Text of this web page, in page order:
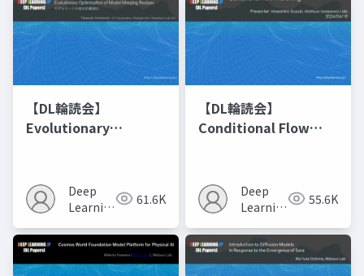
【DL輪読会】
Evolutionary
Recipes モデルマージ
の進化的最適化
Deep
Learning
61.6K
【DL輪読会】
Conditional Flow
Deep
Learning
55.6K